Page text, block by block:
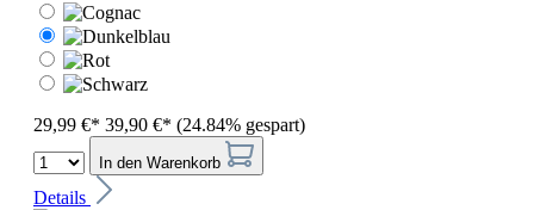
29,99 €* 39,90 €* (24.84% gespart)
In den Warenkorb
Details